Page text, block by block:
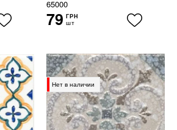
65000
79 ГРН
шт
Нет в наличии